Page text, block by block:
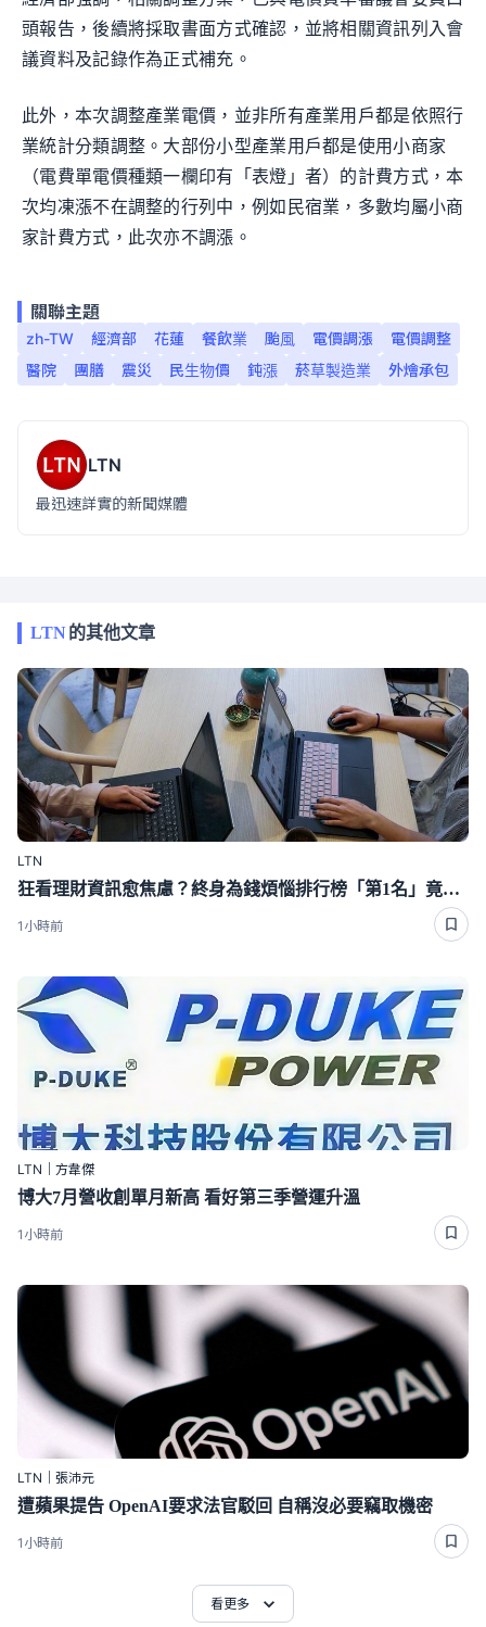
頭報告，後續將採取書面方式確認，並將相關資訊列入會
議資料及記錄作為正式補充。
此外，本次調整產業電價，並非所有產業用戶都是依照行
業統計分類調整。大部份小型產業用戶都是使用小商家
（電費單電價種類一欄印有「表燈」者）的計費方式，本
次均凍漲不在調整的行列中，例如民宿業，多數均屬小商
家計費方式，此次亦不調漲。
關聯主題
zh-TW 經濟部 花蓮 餐飲業 颱風 電價調漲
電價調整
醫院
團膳 震災 民生物價 鈍漲 菸草製造業 外燴承包
LTN
最迅速詳實的新聞媒體
LTN的其他文章
LTN
狂看理財資訊愈焦慮？終身為錢煩惱排行榜「第1名」竟是這種人
1小時前
LTN｜方韋傑
博大7月營收創單月新高 看好第三季營運升溫
1小時前
LTN｜張沛元
遭蘋果提告 OpenAI要求法官駁回 自稱沒必要竊取機密
1小時前
看更多